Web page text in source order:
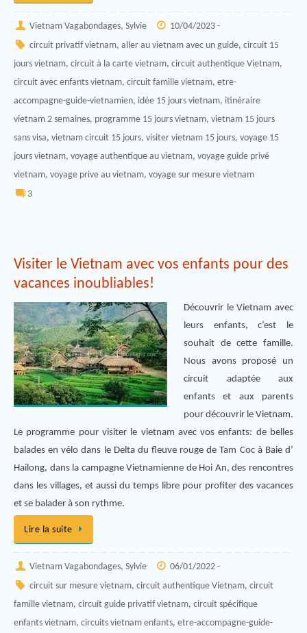
Vietnam Vagabondages, Sylvie 10/04/2023 -
circuit privatif vietnam, aller au vietnam avec un guide, circuit 15
jours vietnam, circuit à la carte vietnam, circuit authentique Vietnam,
circuit avec enfants vietnam, circuit famille vietnam, etre-
accompagne-guide-vietnamien, idée 15 jours vietnam, itinéraire
vietnam 2 semaines, programme 15 jours vietnam, vietnam 15 jours
sans visa, vietnam circuit 15 jours, visiter vietnam 15 jours, voyage 15
jours vietnam, voyage authentique au vietnam, voyage guide privé
vietnam, voyage prive au vietnam, voyage sur mesure vietnam
3
Visiter le Vietnam avec vos enfants pour des
vacances inoubliables!
Découvrir le Vietnam avec
leurs enfants, c’est le
souhait de cette famille.
Nous avons proposé un
circuit adaptée aux
enfants et aux parents
pour découvrir le Vietnam.
Le programme pour visiter le vietnam avec vos enfants: de belles
balades en vélo dans le Delta du fleuve rouge de Tam Coc à Baie d’
Hailong, dans la campagne Vietnamienne de Hoi An, des rencontres
dans les villages, et aussi du temps libre pour profiter des vacances
et se balader à son rythme.
Lire la suite
Vietnam Vagabondages, Sylvie 06/01/2022 -
circuit sur mesure vietnam, circuit authentique Vietnam, circuit
famille vietnam, circuit guide privatif vietnam, circuit spécifique
enfants vietnam, circuits vietnam enfants, etre-accompagne-guide-